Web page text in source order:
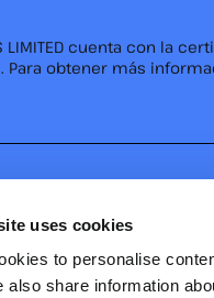
uses cookies
to personalise
also share information
LIMITED cuenta con la
Para obtener más
Investments.